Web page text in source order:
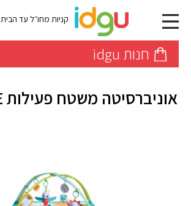
קניות מחו״ל עד הבית
חנות idgu
אוניברסיטה משטח פעילות TINY LOVE